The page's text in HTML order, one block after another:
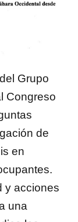
Grupo
Congreso
de
en
y acciones
una